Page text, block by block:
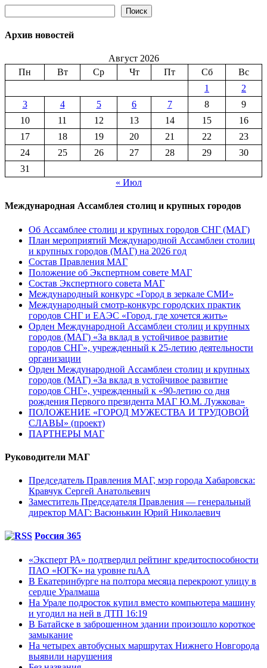
Поиск
Архив новостей
Август 2026
Пн
Вт Ср Чт Пт Сб
Вс
1
2
3
4 5 6 7 8
9
10
11 12 13 14 15
16
17
18 19 20 21 22
23
24
25 26 27 28 29
30
31
« Июл
Международная Ассамблея столиц и крупных городов
Об Ассамблее столиц и крупных городов СНГ (МАГ)
План мероприятий Международной Ассамблеи столиц
и крупных городов (МАГ) на 2026 год
Состав Правления МАГ
Положение об Экспертном совете МАГ
Состав Экспертного совета МАГ
Международный конкурс «Город в зеркале СМИ»
Международный смотр-конкурс городских практик
городов СНГ и ЕАЭС «Город, где хочется жить»
Орден Международной Ассамблеи столиц и крупных
городов (МАГ) «За вклад в устойчивое развитие
городов СНГ», учрежденный к 25-летию деятельности
организации
Орден Международной Ассамблеи столиц и крупных
городов (МАГ) «За вклад в устойчивое развитие
городов СНГ», учрежденный к «90-летию со дня
рождения Первого президента МАГ Ю.М. Лужкова»
ПОЛОЖЕНИЕ «ГОРОД МУЖЕСТВА И ТРУДОВОЙ
СЛАВЫ» (проект)
ПАРТНЕРЫ МАГ
Руководители МАГ
Председатель Правления МАГ, мэр города Хабаровска:
Кравчук Сергей Анатольевич
Заместитель Председателя Правления — генеральный
директор МАГ: Васюнькин Юрий Николаевич
Россия 365
«Эксперт РА» подтвердил рейтинг кредитоспособности
ПАО «ЮГК» на уровне ruAА
В Екатеринбурге на полтора месяца перекроют улицу в
сердце Уралмаша
На Урале подросток купил вместо компьютера машину
и угодил на ней в ДТП 16:19
В Батайске в заброшенном здании произошло короткое
замыкание
На четырех автобусных маршрутах Нижнего Новгорода
выявили нарушения